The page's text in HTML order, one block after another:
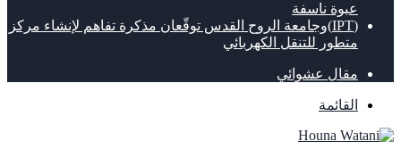
عبوة ناسفة
(IPT)وجامعة الروح القدس توقّعان مذكرة تفاهم لإنشاء مركز
متطور للتنقل الكهربائي
مقال عشوائي
القائمة